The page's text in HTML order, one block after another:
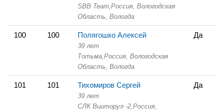
SBB Team, Россия, Вологодская
Область, Вологда
100 100 Полягошко Алексей
39 лет
Тотьма, Россия, Вологодская
Область, Вологда
Да
101 101 Тихомиров Сергей
39 лет
СЛК Вииторул -2, Россия,
Да